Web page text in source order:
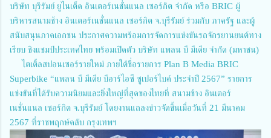
บริษัท บุรีรัมย์ ยูไนเต็ด อินเตอร์เนชั่นแนล เซอร์กิต จำกัด หรือ BRIC ผู้
บริหารสนามช้าง อินเตอร์เนชั่นแนล เซอร์กิต จ.บุรีรัมย์ ร่วมกับ ภาครัฐ และผู้
สนับสนุนภาคเอกชน ประกาศความพร้อมการจัดการแข่งขันรถจักรยานยนต์ทาง
เรียบ ชิงแชมป์ประเทศไทย พร้อมเปิดตัว บริษัท แพลน บี มีเดีย จำกัด (มหาชน)
ไตเติ้ลสปอนเซอร์รายใหม่ ภายใต้ชื่อรายการ Plan B Media BRIC
Superbike “แพลน บี มีเดีย บีอาร์ไอซี ซูเปอร์ไบค์ ประจำปี 2567” รายการ
แข่งขันที่ได้รับความนิยมและยิ่งใหญ่ที่สุดของไทยที่ สนามช้าง อินเตอร์
เนชั่นแนล เซอร์กิต จ.บุรีรัมย์ โดยงานแถลงข่าวจัดขึ้นเมื่อวันที่ 21 มีนาคม
2567 ที่ราชพฤกษ์คลับ กรุงเทพฯ